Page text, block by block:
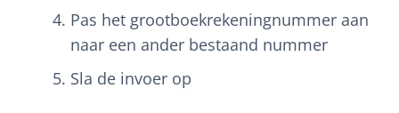
Pas het grootboekrekeningnummer aan
naar een ander bestaand nummer
Sla de invoer op